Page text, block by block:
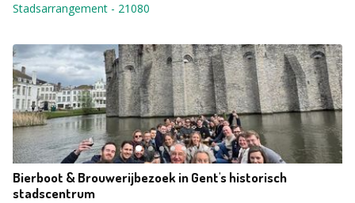
Stadsarrangement - 21080
Bierboot & Brouwerijbezoek in Gent's historisch
stadscentrum